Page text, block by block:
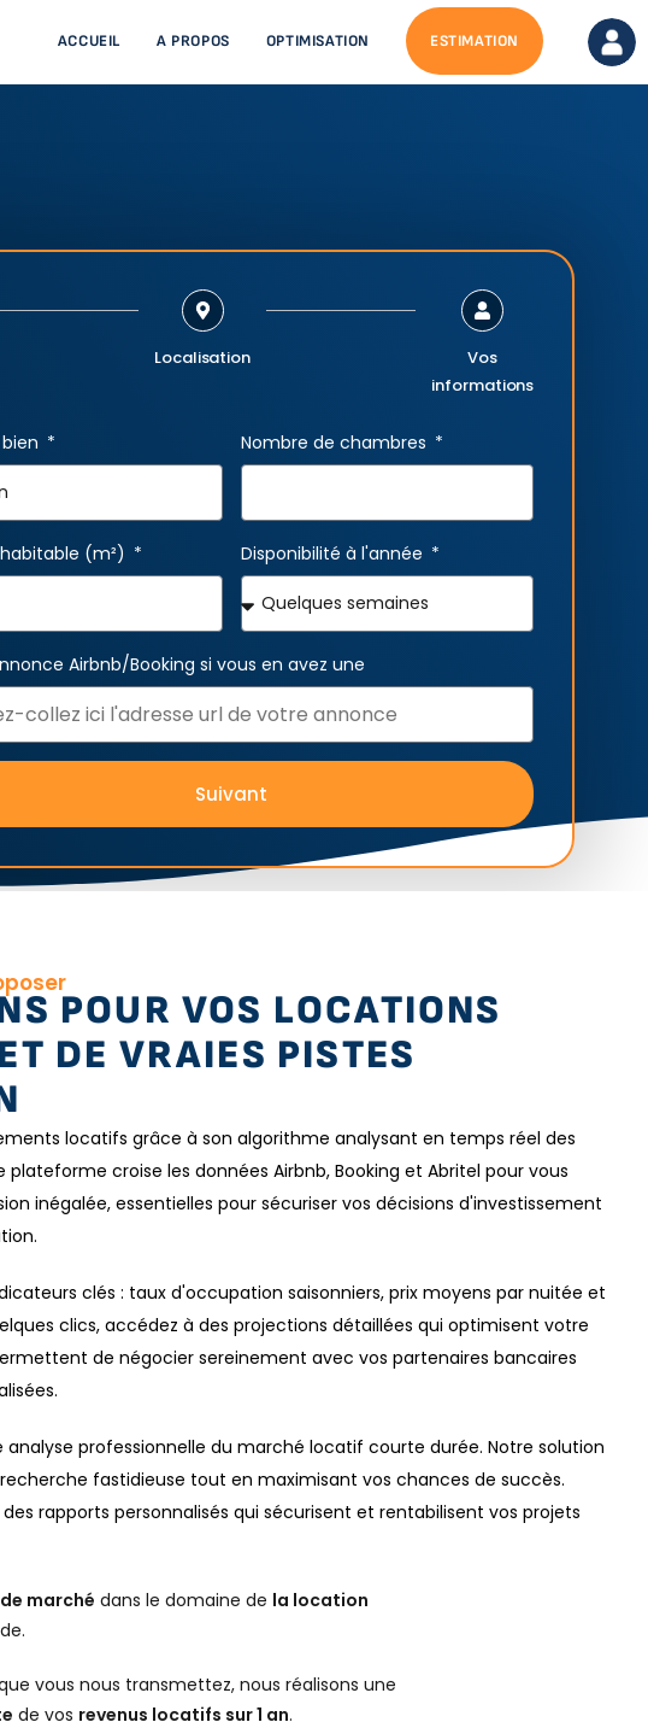
ACCUEIL A PROPOS OPTIMISATION ESTIMATION
Localisation
Vos
informations
Nombre de chambres
(m²) Disponibilité à l'année
Airbnb/Booking si vous en avez une
Suivant
POUR VOS LOCATIONS
DE VRAIES PISTES
locatifs grâce à son algorithme analysant en temps réel des
plateforme croise les données Airbnb, Booking et Abritel pour vous
inégalée, essentielles pour sécuriser vos décisions d'investissement
clés : taux d'occupation saisonniers, prix moyens par nuitée et
clics, accédez à des projections détaillées qui optimisent votre
de négocier sereinement avec vos partenaires bancaires
professionnelle du marché locatif courte durée. Notre solution
fastidieuse tout en maximisant vos chances de succès.
rapports personnalisés qui sécurisent et rentabilisent vos projets
marché dans le domaine de la location
vous nous transmettez, nous réalisons une
de vos revenus locatifs sur 1 an.